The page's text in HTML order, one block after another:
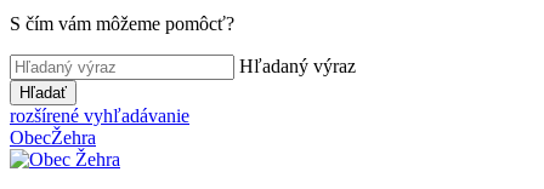
S čím vám môžeme pomôcť?
Hľadaný výraz
Hľadať
rozšírené vyhľadávanie
ObecŽehra